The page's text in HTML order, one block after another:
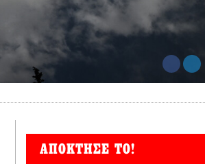
ΑΠΟΚΤΗΣΕ ΤΟ!